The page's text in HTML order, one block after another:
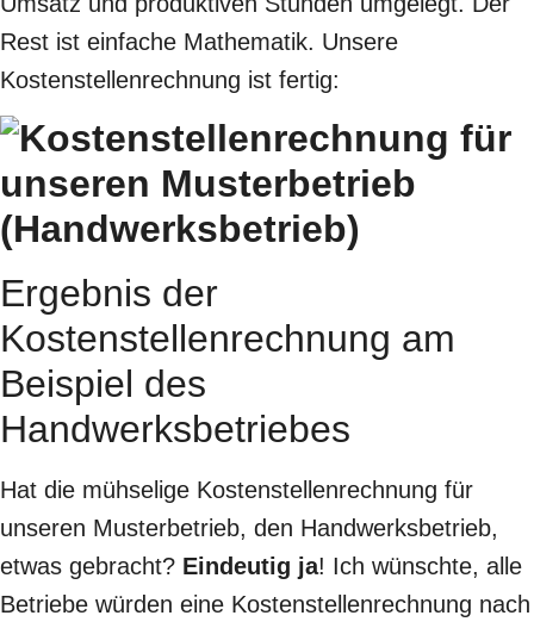
Rest ist einfache Mathematik. Unsere
Kostenstellenrechnung ist fertig:
Ergebnis der
Kostenstellenrechnung am
Beispiel des
Handwerksbetriebes
Hat die mühselige Kostenstellenrechnung für
unseren Musterbetrieb, den Handwerksbetrieb,
etwas gebracht? Eindeutig ja! Ich wünschte, alle
Betriebe würden eine Kostenstellenrechnung nach